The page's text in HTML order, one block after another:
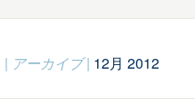
| アーカイブ| 12月 2012